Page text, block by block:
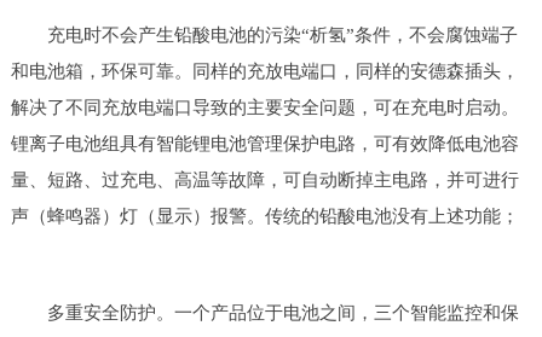
1 2 3
充电时不会产生铅酸电池的污染“析氢”条件，不会腐蚀端子
和电池箱，环保可靠。同样的充放电端口，同样的安德森插头，
解决了不同充放电端口导致的主要安全问题，可在充电时启动。
锂离子电池组具有智能锂电池管理保护电路，可有效降低电池容
量、短路、过充电、高温等故障，可自动断掉主电路，并可进行
声（蜂鸣器）灯（显示）报警。传统的铅酸电池没有上述功能；
多重安全防护。一个产品位于电池之间，三个智能监控和保